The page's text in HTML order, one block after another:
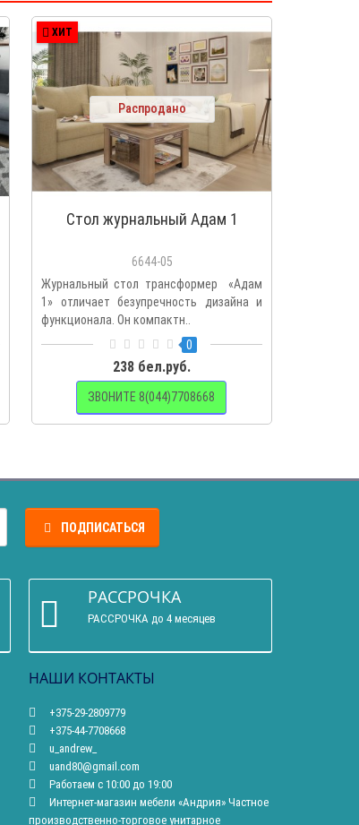
ХИТ
Распродано
Стол журнальный Адам 1
6644-05
Журнальный стол трансформер «Адам
1» отличает безупречность дизайна и
функционала. Он компактн..
0
238 бел.руб.
ЗВОНИТЕ 8(044)7708668
ПОДПИСАТЬСЯ
РАССРОЧКА
РАССРОЧКА до 4 месяцев
НАШИ КОНТАКТЫ
+375-29-2809779
+375-44-7708668
u_andrew_
uand80@gmail.com
Работаем с 10:00 до 19:00
Интернет-магазин мебели «Андрия» Частное
производственно-торговое унитарное